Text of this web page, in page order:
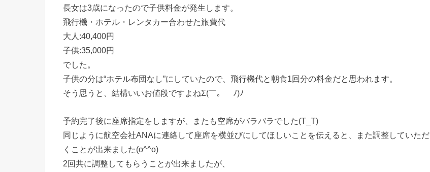
長女は3歳になったので子供料金が発生します。
飛行機・ホテル・レンタカー合わせた旅費代
大人:40,400円
子供:35,000円
でした。
子供の分は“ホテル布団なし”にしていたので、飛行機代と朝食1回分の料金だと思われます。
そう思うと、結構いいお値段ですよねΣ(￣。￣ﾉ)ﾉ
予約完了後に座席指定をしますが、またも空席がバラバラでした(T_T)
同じように航空会社ANAに連絡して座席を横並びにしてほしいことを伝えると、また調整していただ
くことが出来ました(o^^o)
2回共に調整してもらうことが出来ましたが、